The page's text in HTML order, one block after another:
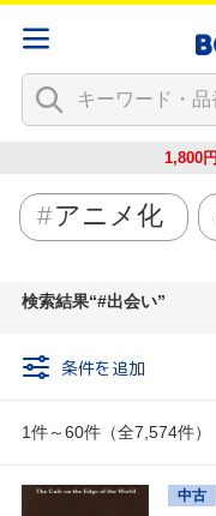
1,800
アニメ化
検索結果 #出会い
条件を追加
1件～60件（全7,574件）
中古